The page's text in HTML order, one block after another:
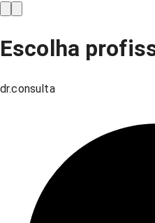
Escolha
dr.consulta